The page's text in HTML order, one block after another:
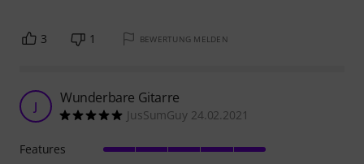
3 1 BEWERTUNG MELDEN
J Wunderbare Gitarre
JusSumGuy 24.02.2021
Features